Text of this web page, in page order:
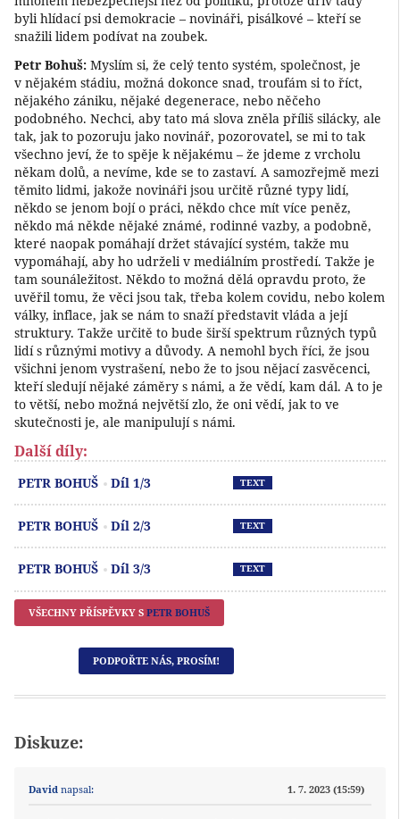
byli hlídací psi demokracie – novináři, pisálkové – kteří se
snažili lidem podívat na zoubek.
Petr Bohuš: Myslím si, že celý tento systém, společnost, je
v nějakém stádiu, možná dokonce snad, troufám si to říct,
nějakého zániku, nějaké degenerace, nebo něčeho
podobného. Nechci, aby tato má slova zněla příliš silácky, ale
tak, jak to pozoruju jako novinář, pozorovatel, se mi to tak
všechno jeví, že to spěje k nějakému – že jdeme z vrcholu
někam dolů, a nevíme, kde se to zastaví. A samozřejmě mezi
těmito lidmi, jakože novináři jsou určitě různé typy lidí,
někdo se jenom bojí o práci, někdo chce mít více peněz,
někdo má někde nějaké známé, rodinné vazby, a podobně,
které naopak pomáhají držet stávající systém, takže mu
vypomáhají, aby ho udrželi v mediálním prostředí. Takže je
tam sounáležitost. Někdo to možná dělá opravdu proto, že
uvěřil tomu, že věci jsou tak, třeba kolem covidu, nebo kolem
války, inflace, jak se nám to snaží představit vláda a její
struktury. Takže určitě to bude širší spektrum různých typů
lidí s různými motivy a důvody. A nemohl bych říci, že jsou
všichni jenom vystrašení, nebo že to jsou nějací zasvěcenci,
kteří sledují nějaké záměry s námi, a že vědí, kam dál. A to je
to větší, nebo možná největší zlo, že oni vědí, jak to ve
skutečnosti je, ale manipulují s námi.
Další díly:
PETR BOHUŠ Díl 1/3 TEXT
PETR BOHUŠ Díl 2/3 TEXT
PETR BOHUŠ Díl 3/3 TEXT
VŠECHNY PŘÍSPĚVKY S PETR BOHUŠ
PODPOŘTE NÁS, PROSÍM!
Diskuze:
David napsal: 1. 7. 2023 (15:59)